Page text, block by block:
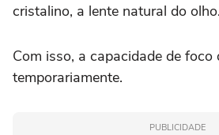
cristalino, a lente natural do olho.
Com isso, a capacidade de foco
temporariamente.
PUBLICIDADE